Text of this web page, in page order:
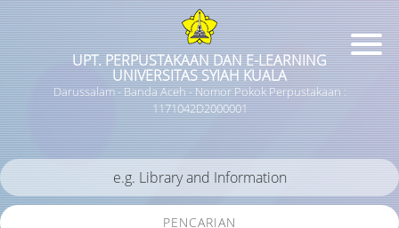
UPT. PERPUSTAKAAN DAN E-LEARNING
UNIVERSITAS SYIAH KUALA
Darussalam - Banda Aceh - Nomor Pokok Perpustakaan :
1171042D2000001
PENCARIAN